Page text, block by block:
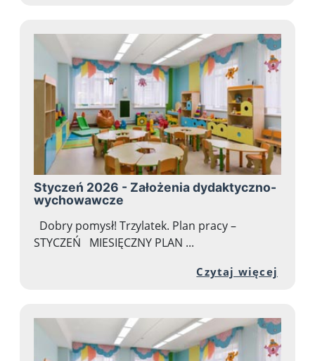
Styczeń 2026 - Założenia dydaktyczno-
wychowawcze
Dobry pomysł! Trzylatek. Plan pracy –
STYCZEŃ MIESIĘCZNY PLAN ...
Czytaj więcej